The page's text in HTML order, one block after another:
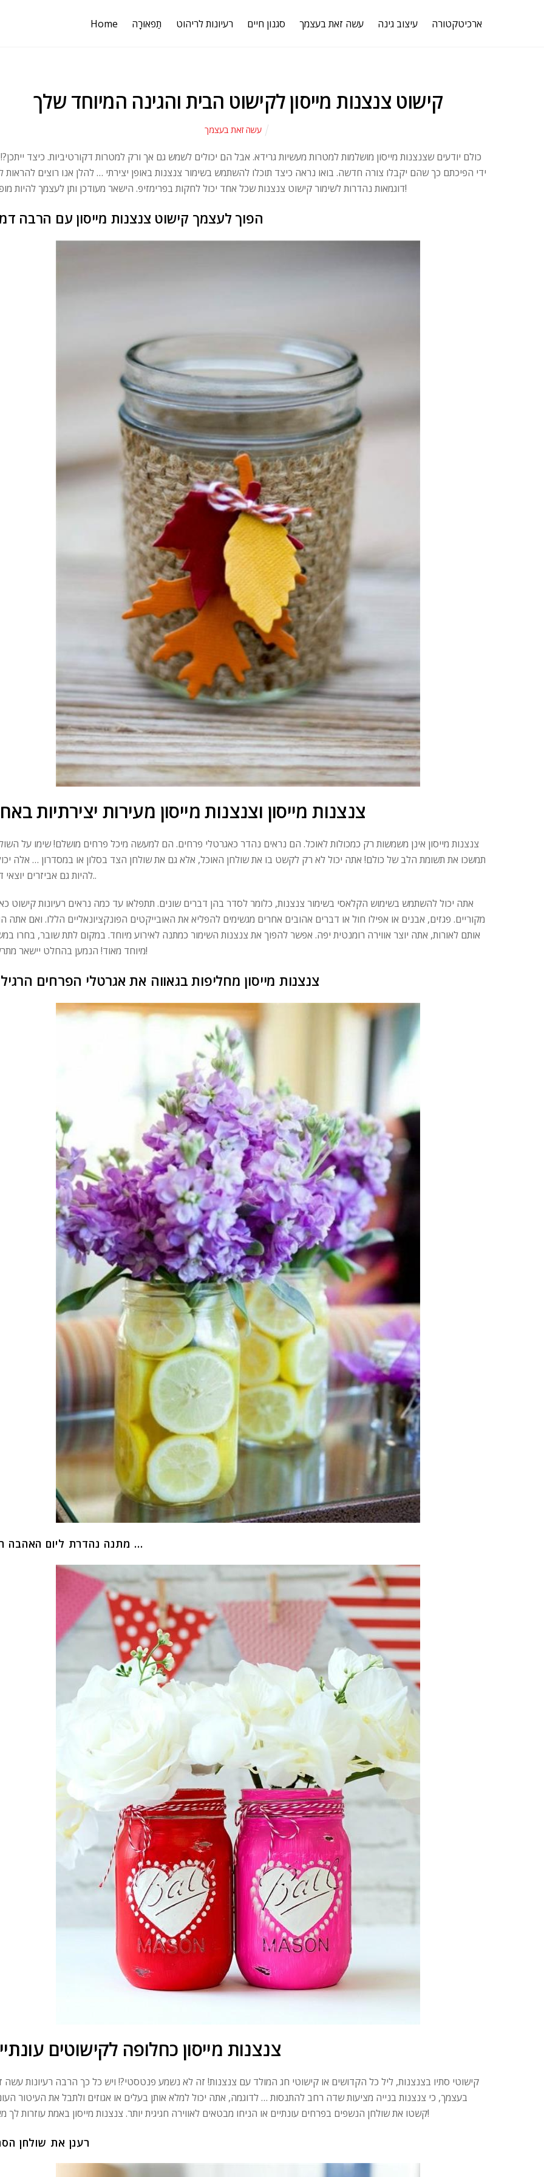
Home תַפאוּרָה רעיונות לריהוט סגנון חיים עשה זאת בעצמך עיצוב גינה ארכיטקטורה
קישוט צנצנות מייסון לקישוט הבית והגינה המיוחד שלך
עשה זאת בעצמך
כולם יודעים שצנצנות מייסון מושלמות למטרות מעשיות גרידא. אבל הם יכולים לשמש גם אך ורק למטרות דקורטיביות. כיצד
ידי הפיכתם כך שהם יקבלו צורה חדשה. בואו נראה כיצד תוכלו להשתמש בשימור צנצנות באופן יצירתי … להלן אנו רוצים להראות
דוגמאות נהדרות לשימור קישוט צנצנות שכל אחד יכול לחקות בפרימזיפ. הישאר מעודכן ותן לעצמך להיות מופתע!
הפוך לעצמך קישוט צנצנות מייסון עם הרבה
צנצנות מייסון וצנצנות מייסון מעירות יצירתיות
צנצנות מייסון אינן משמשות רק כמכולות לאוכל. הם נראים נהדר כאגרטלי פרחים. הם למעשה מיכל פרחים מושלם! שימו על
תמשכו את תשומת הלב של כולם! אתה יכול לא רק לקשט בו את שולחן האוכל, אלא גם את שולחן הצד בסלון או במסדרון … אלה
להיות גם אביזרים יוצאי דופן..
אתה יכול להשתמש בשימוש הקלאסי בשימור צנצנות, כלומר לסדר בהן דברים שונים. תתפלאו עד כמה נראים רעיונות קישוט
מקוריים. פגזים, אבנים או אפילו חול או דברים אהובים אחרים מגשימים להפליא את האובייקטים הפונקציונאליים הללו. ואם אתה
אותם לאורות, אתה יוצר אווירה רומנטית יפה. אפשר להפוך את צנצנות השימור כמתנה לאירוע מיוחד. במקום לתת שובר, בחרו
מיוחד מאוד! הנמען בהחלט יישאר מתרשם!
צנצנות מייסון מחליפות בגאווה את אגרטלי הפרחים
מתנה נהדרת ליום האהבה היא …
צנצנות מייסון כחלופה לקישוטים
קישוטי סתיו בצנצנות, ליל כל הקדושים או קישוטי חג המולד עם צנצנות! זה לא נשמע פנטסטי?! ויש כל כך הרבה רעיונות עשה
בעצמך, כי צנצנות בנייה מציעות שדה רחב להתנסות … לדוגמה, אתה יכול למלא אותן בעלים או אגוזים ולתבל את העיטור
קשטו את שולחן הנשפים בפרחים עונתיים או הניחו מבטאים לאווירה חגיגית יותר. צנצנות מייסון באמת עוזרות לך מאוד!
רענן את שולחן